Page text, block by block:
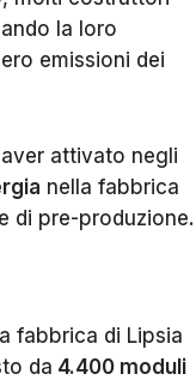
la loro
emissioni dei
attivato negli
nella fabbrica
di pre-produzione.
fabbrica di Lipsia
da 4.400 moduli